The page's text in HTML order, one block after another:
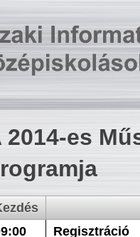
2014-es
Regisztráció